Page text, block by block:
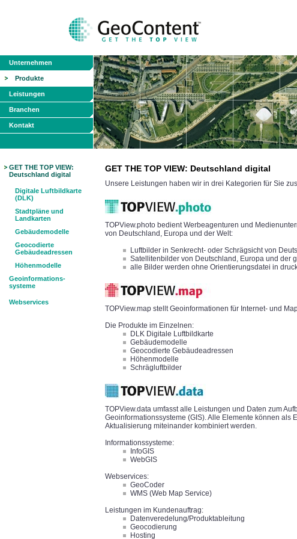
Unternehmen
Produkte
Leistungen
Branchen
Kontakt
GET THE TOP VIEW:
Deutschland digital
Digitale Luftbildkarte
(DLK)
Stadtpläne und
Landkarten
Gebäudemodelle
Geocodierte
Gebäudeadressen
Höhenmodelle
Geoinformations-
systeme
Webservices
GET THE TOP VIEW: Deutschland digital
Unsere Leistungen haben wir in drei Kategorien für Sie
TOPView.photo bedient Werbeagenturen und
von Deutschland, Europa und der Welt:
Luftbilder in Senkrecht- oder Schrägsicht von
Satellitenbilder von Deutschland, Europa und der
alle Bilder werden ohne Orientierungsdatei in
TOPView.map stellt Geoinformationen für Internet- und
Die Produkte im Einzelnen:
DLK Digitale Luftbildkarte
Gebäudemodelle
Geocodierte Gebäudeadressen
Höhenmodelle
Schrägluftbilder
TOPView.data umfasst alle Leistungen und Daten zum
Geoinformationssysteme (GIS). Alle Elemente können als
Aktualisierung miteinander kombiniert werden.
Informationssysteme:
InfoGIS
WebGIS
Webservices:
GeoCoder
WMS (Web Map Service)
Leistungen im Kundenauftrag:
Datenveredelung/Produktableitung
Geocodierung
Hosting